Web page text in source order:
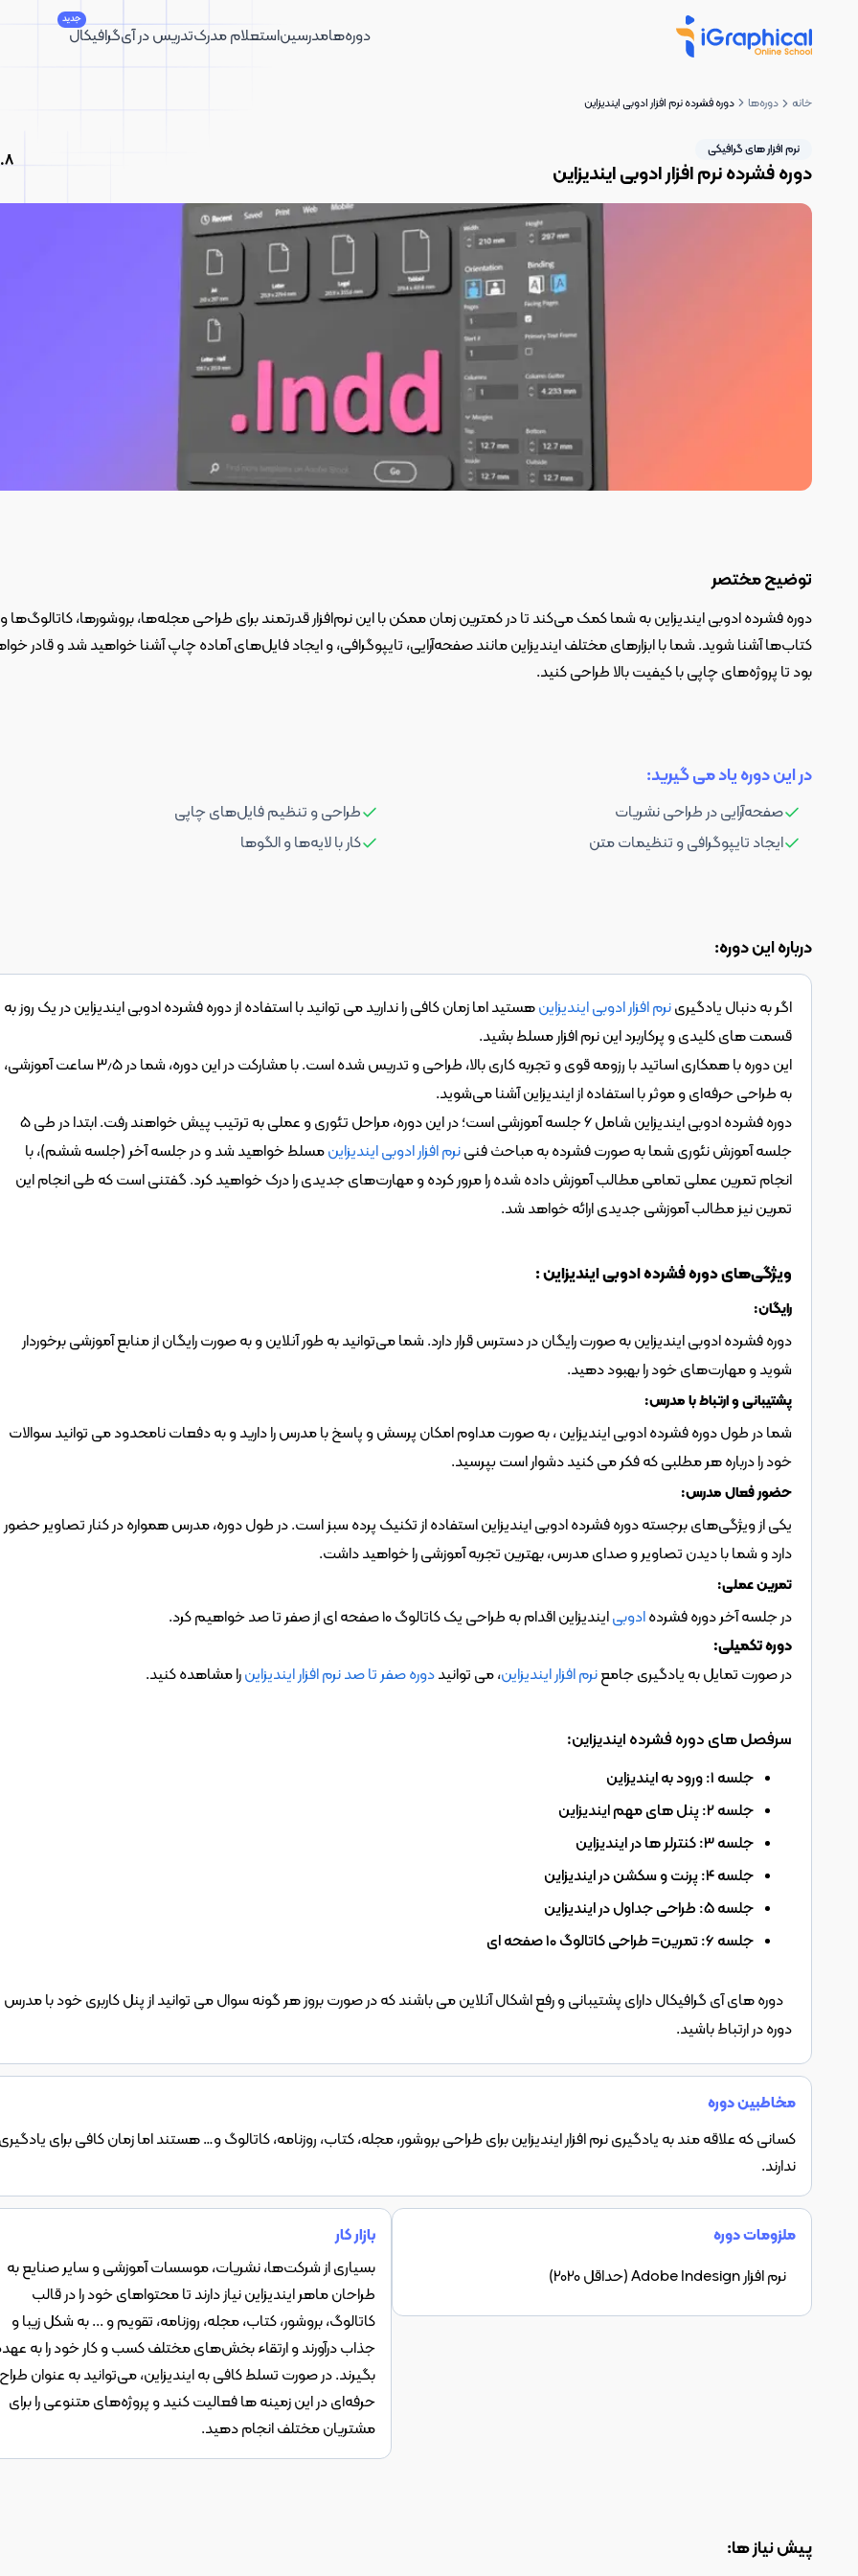
دوره‌هامدرسیناستعلام مدرکتدریس در آی‌گرافیکال
جدید
خانه دوره‌ها دوره فشرده نرم افزار ادوبی ایندیزاین
نرم افزار های گرافیکی
دوره فشرده نرم افزار ادوبی ایندیزاین
توضیح مختصر
دوره فشرده ادوبی ایندیزاین به شما کمک می‌کند تا در کمترین زمان ممکن با این نرم‌افزار قدرتمند برای طراحی مجله‌ها، بروشورها، کاتالوگ‌ها و
کتاب‌ها آشنا شوید. شما با ابزارهای مختلف ایندیزاین مانند صفحه‌آرایی، تایپوگرافی، و ایجاد فایل‌های آماده چاپ آشنا خواهید شد و قادر
بود تا پروژه‌های چاپی با کیفیت بالا طراحی کنید.
در این دوره یاد می گیرید:
صفحه‌آرایی در طراحی نشریات
ایجاد تایپوگرافی و تنظیمات متن
طراحی و تنظیم فایل‌های چاپی
کار با لایه‌ها و الگوها
درباره این دوره:
اگر به دنبال یادگیری نرم افزار ادوبی ایندیزاین
قسمت های کلیدی و پرکاربرد این نرم افزار مسلط بشید.
به طراحی حرفه‌ای و موثر با استفاده از ایندیزاین آشنا می‌شوید.
جلسه آموزش نئوری شما به صورت فشرده به مباحث فنی نرم افزار ادوبی ایندیزاین
تمرین نیز مطالب آموزشی جدیدی ارائه خواهد شد.
ویژگی‌های دوره فشرده ادوبی ایندیزاین :
رایگان:
شوید و مهارت‌های خود را بهبود دهید.
پشتیبانی و ارتباط با مدرس:
خود را درباره هر مطلبی که فکر می کنید دشوار است بپرسید.
حضور فعال مدرس:
دارد و شما با دیدن تصاویر و صدای مدرس، بهترین تجربه آموزشی را خواهید داشت.
تمرین عملی:
در جلسه آخر دوره فشرده ادوبی ایندیزاین اقدام به طراحی یک کاتالوگ ۱۰ صفحه ای از صفر تا صد خواهیم کرد.
دوره تکمیلی:
در صورت تمایل به یادگیری جامع نرم افزار ایندیزاین، می توانید دوره صفر تا صد نرم افزار ایندیزاین را مشاهده کنید.
سرفصل های دوره فشرده ایندیزاین:
جلسه 1: ورود به ایندیزاین
جلسه 2: پنل های مهم ایندیزاین
جلسه 3: کنترلر ها در ایندیزاین
جلسه 4: پرنت و سکشن در ایندیزاین
جلسه 5: طراحی جداول در ایندیزاین
جلسه 6: تمرین= طراحی کاتالوگ 10 صفحه ای
دوره در ارتباط باشید.
مخاطبین دوره
کسانی که علاقه مند به یادگیری نرم افزار ایندیزاین برای طراحی بروشور، مجله، کتاب، روزنامه، کاتالوگ و… هستند اما زمان کافی برای یادگیری
ندارند.
ملزومات دوره
نرم افزار Adobe Indesign (حداقل 2020)
بازار کار
بسیاری از شرکت‌ها، نشریات، موسسات آموزشی و سایر صنایع به
طراحان ماهر ایندیزاین نیاز دارند تا محتواهای خود را در قالب
کاتالوگ، بروشور، کتاب، مجله، روزنامه، تقویم و ... به شکل زیبا و
جذاب درآورند و ارتقاء بخش‌های مختلف کسب و کار خود را به
بگیرند. در صورت تسلط کافی به ایندیزاین، می‌توانید به عنوان طراح
حرفه‌ای در این زمینه ها فعالیت کنید و پروژه‌های متنوعی را برای
مشتریان مختلف انجام دهید.
پیش نیاز ها: